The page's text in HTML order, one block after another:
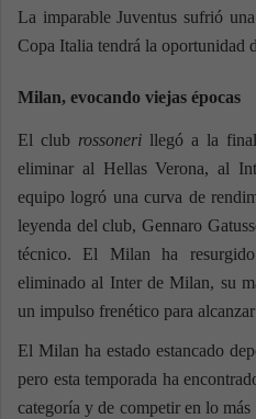
La imparable Juventus sufrió
Copa Italia tendrá la oportunidad
Milan, evocando viejas épocas
El club rossoneri llegó a la
eliminar al Hellas Verona, al
equipo logró una curva de
leyenda del club, Gennaro
técnico. El Milan ha
eliminado al Inter de Milan, su
un impulso frenético para
El Milan ha estado estancado
pero esta temporada ha
categoría y de competir en lo